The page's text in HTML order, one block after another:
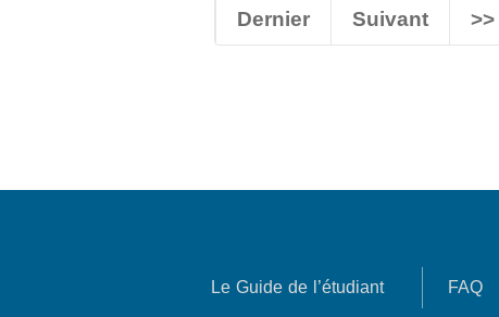
>>
Suivant
Dernier
Le Guide de l’étudiant FAQ